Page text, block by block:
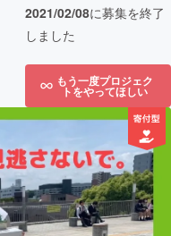
2021/02/08に募集を終了
しました
もう一度プロジェク
トをやってほしい